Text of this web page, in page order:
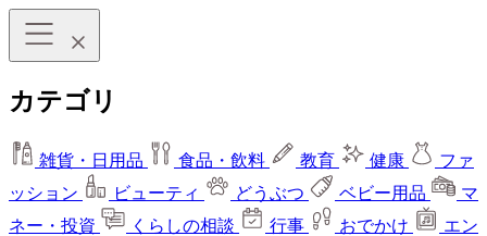
カテゴリ
雑貨・日用品 食品・飲料 教育 健康
ファ
ッション
ビューティ どうぶつ ベビー用品
マ
ネー・投資
くらしの相談 行事 おでかけ
エン